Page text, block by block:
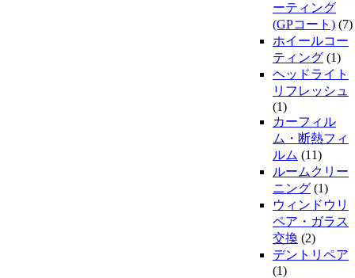
ーティング
(GPコート) (7)
ホイールコー
ティング (1)
ヘッドライト
リフレッシュ
(1)
カーフィル
ム・断熱フィ
ルム (11)
ルームクリー
ニング (1)
ウィンドウリ
ペア・ガラス
交換 (2)
デントリペア
(1)